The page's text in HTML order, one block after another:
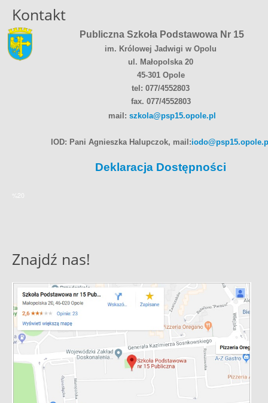
Kontakt
Publiczna Szkoła Podstawowa Nr 15
im. Królowej Jadwigi w Opolu
ul. Małopolska 20
45-301 Opole
tel: 077/4552803
fax. 077/4552803
mail: szkola@psp15.opole.pl
IOD: Pani Agnieszka Halupczok, mail:
Deklaracja Dostępności
%20
Znajdź nas!